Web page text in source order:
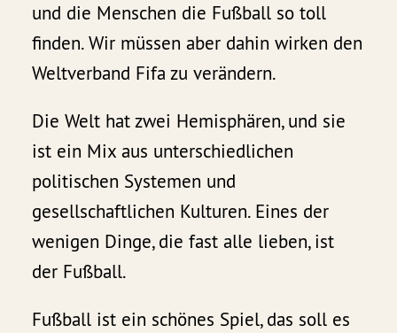
und die Menschen die Fußball so toll
finden. Wir müssen aber dahin wirken den
Weltverband Fifa zu verändern.
Die Welt hat zwei Hemisphären, und sie
ist ein Mix aus unterschiedlichen
politischen Systemen und
gesellschaftlichen Kulturen. Eines der
wenigen Dinge, die fast alle lieben, ist
der Fußball.
Fußball ist ein schönes Spiel, das soll es